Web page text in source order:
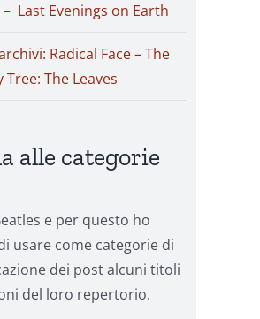
Last Evenings on Earth
Radical Face – The
Tree: The Leaves
alle categorie
e per questo ho
usare come categorie di
dei post alcuni titoli
del loro repertorio.